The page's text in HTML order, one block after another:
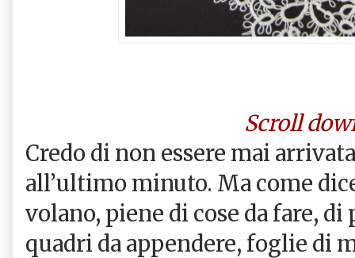
Scroll
Credo di non essere mai
all’ultimo minuto. Ma come
volano, piene di cose da fare,
quadri da appendere, foglie di